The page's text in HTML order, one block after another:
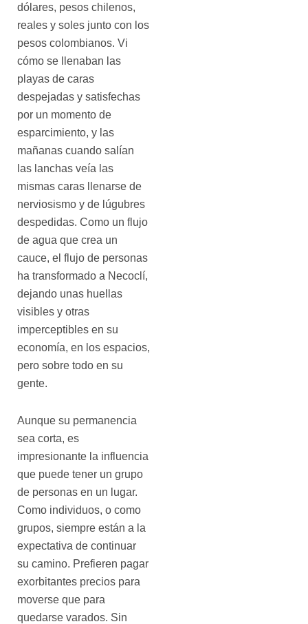
dólares, pesos chilenos,
reales y soles junto con los
pesos colombianos. Vi
cómo se llenaban las
playas de caras
despejadas y satisfechas
por un momento de
esparcimiento, y las
mañanas cuando salían
las lanchas veía las
mismas caras llenarse de
nerviosismo y de lúgubres
despedidas. Como un flujo
de agua que crea un
cauce, el flujo de personas
ha transformado a Necoclí,
dejando unas huellas
visibles y otras
imperceptibles en su
economía, en los espacios,
pero sobre todo en su
gente.
Aunque su permanencia
sea corta, es
impresionante la influencia
que puede tener un grupo
de personas en un lugar.
Como individuos, o como
grupos, siempre están a la
expectativa de continuar
su camino. Prefieren pagar
exorbitantes precios para
moverse que para
quedarse varados. Sin